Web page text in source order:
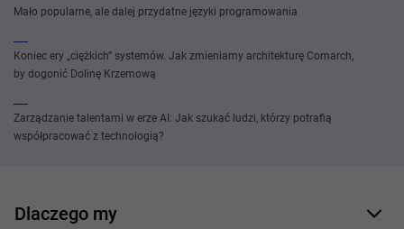
Mało popularne, ale dalej przydatne języki programowania
Koniec ery „ciężkich” systemów. Jak zmieniamy architekturę Comarch,
by dogonić Dolinę Krzemową
Zarządzanie talentami w erze AI: Jak szukać ludzi, którzy potrafią
współpracować z technologią?
Dlaczego my